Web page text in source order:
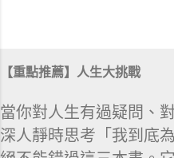
【重點推薦】人生大挑戰
當你對人生有過疑問、
深人靜時思考「我到底